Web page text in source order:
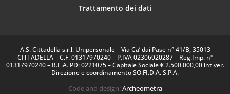
Trattamento dei dati
A.S. Cittadella s.r.l. Unipersonale – Via Ca’ dai Pase n° 41/B, 35013
CITTADELLA – C.F. 01317970240 – P.IVA 02306920287 – Reg.Imp. n°
01317970240 – R.E.A. PD: 0221075 – Capitale Sociale € 2.500.000,00 int.ver.
Direzione e coordinamento SO.FI.D.A. S.P.A.
Code and design:Archeometra